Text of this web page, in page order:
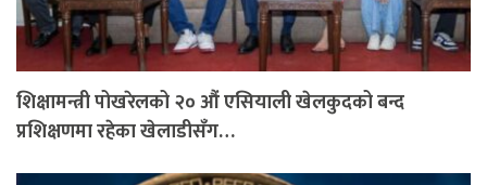
शिक्षामन्त्री पोखरेलको २० औं एसियाली खेलकुदको बन्द
प्रशिक्षणमा रहेका खेलाडीसँग…